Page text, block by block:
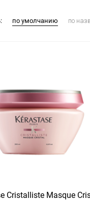
по умолчанию по
Cristalliste Masque